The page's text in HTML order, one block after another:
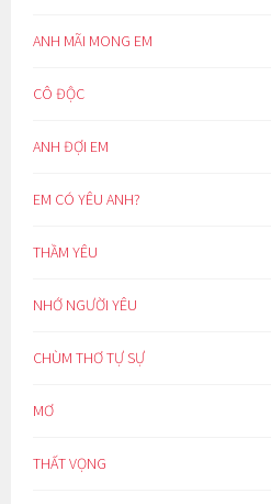
ANH MÃI MONG EM
CÔ ĐỘC
ANH ĐỢI EM
EM CÓ YÊU ANH?
THẦM YÊU
NHỚ NGƯỜI YÊU
CHÙM THƠ TỰ SỰ
MƠ
THẤT VỌNG